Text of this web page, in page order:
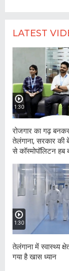
LATEST
1:30
रोजगार का गढ़
तेलंगाना, सरकार की
से कॉस्मोपॉलिटन हब
1:30
तेलंगाना में स्वास्थ्य
गया है खास ध्यान